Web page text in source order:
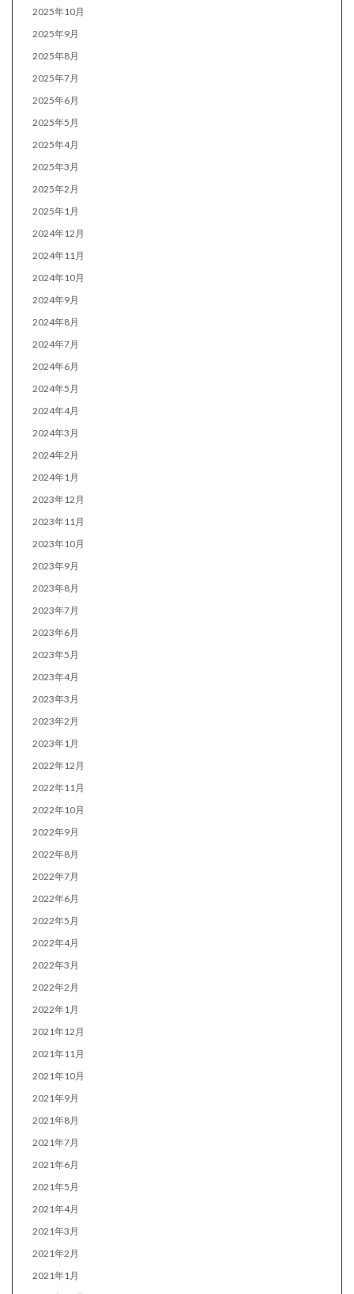
2025年10月
2025年9月
2025年8月
2025年7月
2025年6月
2025年5月
2025年4月
2025年3月
2025年2月
2025年1月
2024年12月
2024年11月
2024年10月
2024年9月
2024年8月
2024年7月
2024年6月
2024年5月
2024年4月
2024年3月
2024年2月
2024年1月
2023年12月
2023年11月
2023年10月
2023年9月
2023年8月
2023年7月
2023年6月
2023年5月
2023年4月
2023年3月
2023年2月
2023年1月
2022年12月
2022年11月
2022年10月
2022年9月
2022年8月
2022年7月
2022年6月
2022年5月
2022年4月
2022年3月
2022年2月
2022年1月
2021年12月
2021年11月
2021年10月
2021年9月
2021年8月
2021年7月
2021年6月
2021年5月
2021年4月
2021年3月
2021年2月
2021年1月